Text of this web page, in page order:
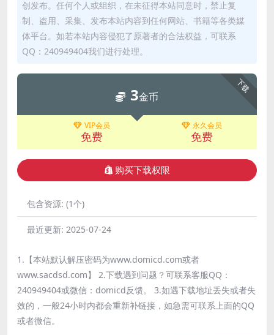
创发布。任何个人或组织，在未征得本站同意时，禁止复
制、盗用、采集、发布本站内容到任何网站、书籍等各类媒
体平台。如若本站内容侵犯了原著者的合法权益，可联系
QQ：240949404我们进行处理。
下载
3金币
VIP会员
免费
永久会员
免费
购买下载权限
包含资源: (1个)
最近更新: 2025-07-24
1.【本站默认解压密码为www.domicd.com或者
www.sacdsd.com】 2.下载遇到问题？可联系客服QQ：
240949404或微信：domicd反馈。 3.如遇下载地址丢失或者失
效的，一般24小时内都会重新补链接，如急需可联系上面的QQ
或者微信。